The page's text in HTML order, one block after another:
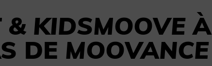
& KIDSMOOVEÀ
DE MOOVANCE